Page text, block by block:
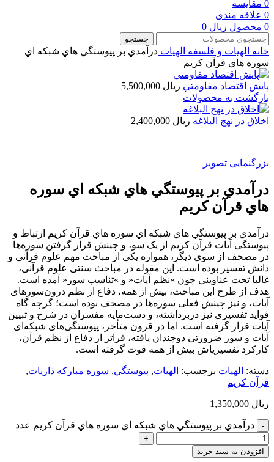
0 مقایسه
0 علاقه مندی
0 محصول ریال
جستجو
خانه الهیات و فلسفه الهيات درآمدي بر پيوستگي هاي شبكه اي
سوره هاي قرآن كريم
پايش اقتصاد مقاومتي ریال
بازگشت به محصولات
اخلاق در نهج البلاغه ریال
بزرگنمایی تصویر
درآمدي بر پيوستگي هاي شبكه اي سوره
هاي قرآن كريم
درآمدي بر پيوستگي هاي شبكه اي سوره هاي قرآن كريم ارﺗﺒﺎط و
ﭘﯿﻮﺳﺘﮕﯽ آﯾﺎت ﻗﺮآن ﮐﺮﯾﻢ از ﯾﮏ ﺳﻮ، و ﭼﯿﻨﺶ ﻗﺮار ﮔﺮﻓﺘﻦ ﺳﻮرهﻫﺎ
در ﻣﺼﺤﻒ از ﺳﻮی دﯾﮕﺮ، ﻫﻤﻮاره ﯾﮑﯽ از ﻣﺒﺎﺣﺚ ﻣﻬﻢ ﻋﻠﻮم ﻗﺮآﻧﯽ و
داﻧﺶ ﺗﻔﺴﯿﺮ ﺑﻮده اﺳﺖ. اﯾﻦ ﻣﻘﻮﻟﻪ در ﻣﺒﺎﺣﺚ ﺳﻨﺘﯽ ﻋﻠﻮم ﻗﺮآﻧﯽ،
ﻏﺎﻟﺒﺎ ﺗﺤﺖ ﻋﻨﺎوﯾﻨﯽ ﭼﻮن »ﻧﻈﻢ آﯾﺎت« و »ﺗﻨﺎﺳﺐ ﺳﻮر« آﻣﺪه اﺳﺖ.
ﻫﺪف از ﻃﺮح اﯾﻦ ﻣﺒﺎﺣﺚ، ﺑﯿﺶ از ﻫﻤﻪ، دﻓﺎع از ﻧﻈﻢ درونﺳﻮرهای
آﯾﺎت، و ﻧﯿﺰ ﭼﯿﻨﺶ ﻓﻌﻠﯽ ﺳﻮرهﻫﺎ در ﻣﺼﺤﻒ ﺑﻮده اﺳﺖ؛ ﮔﺮﭼﻪ ﮔﺎه
ﻓﻮاﯾﺪ ﺗﻔﺴﯿﺮی ﻧﯿﺰ درﺑﺮداﺷﺘﻪ، و دﺳﺖﻣﺎﯾﻪ ﻣﻔﺴﺮان در ﺷﺮح و ﺗﺒﯿﯿﻦ
آﯾﺎت ﻗﺮار ﮔﺮﻓﺘﻪ اﺳﺖ. اﻣﺎ در ﻗﺮون ﻣﺘﺄﺧﺮ، ﭘﯿﻮﺳﺘﮕﯽﻫﺎی ﺷﺒﮑﻪای
آﯾﺎت و ﺳﻮر ﺿﺮورﺗﯽ دوﭼﻨﺪان ﯾﺎﻓﺘﻪ، ﻓﺮاﺗﺮ از دﻓﺎع از ﻧﻈﻢ ﻗﺮآن،
ﮐﺎرﮐﺮد ﺗﻔﺴﯿﺮیاش ﺑﯿﺶ از ﻫﻤﻪ ﻗﻮت ﮔﺮﻓﺘﻪ اﺳﺖ.
دسته: الهيات برچسب: الهيات, پيوستگي, سوره مباركه ذاريات,
قرآن كريم
ریال
درآمدي بر پيوستگي هاي شبكه اي سوره هاي قرآن كريم عدد
افزودن به سبد خرید